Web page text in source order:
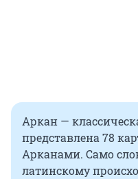
Аркан —
представлена 78
Арканами. Само
латинскому